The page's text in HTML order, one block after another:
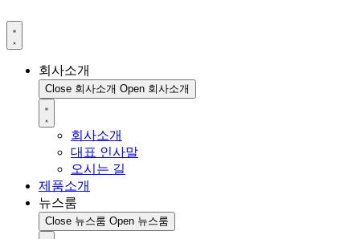
회사소개
Close 회사소개 Open 회사소개
회사소개
대표 인사말
오시는 길
제품소개
뉴스룸
Close 뉴스룸 Open 뉴스룸